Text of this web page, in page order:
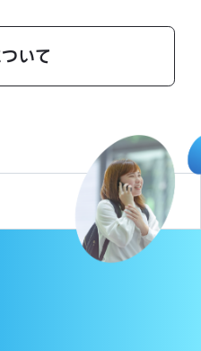
いて